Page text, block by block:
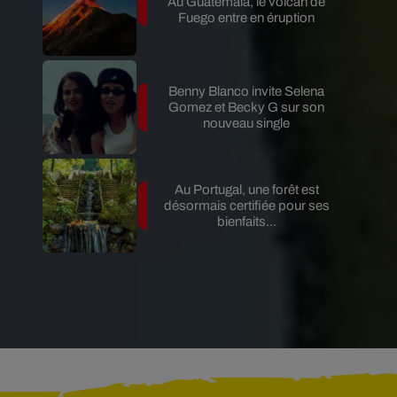
Fuego entre en éruption
Benny Blanco invite Selena
Gomez et Becky G sur son
nouveau single
Au Portugal, une forêt est
désormais certifiée pour ses
bienfaits...